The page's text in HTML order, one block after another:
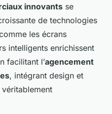
innovants se
de technologies
les écrans
intelligents enrichissent
facilitant l’agencement
, intégrant design et